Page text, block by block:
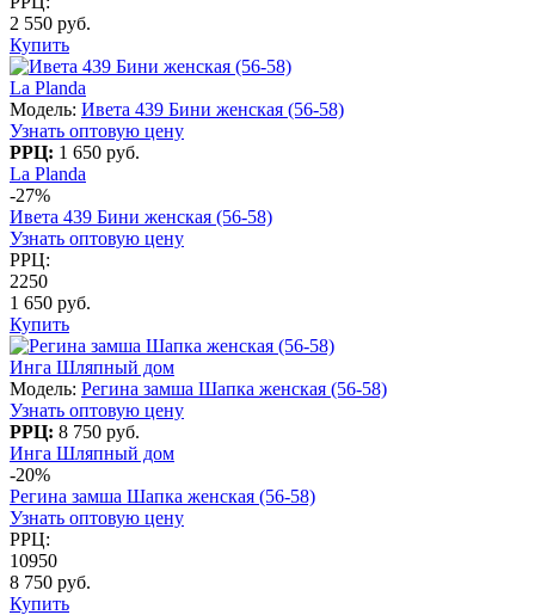
2 550 руб.
Купить
La Planda
Модель: Ивета 439 Бини женская (56-58)
Узнать оптовую цену
РРЦ: 1 650 руб.
La Planda
-27%
Ивета 439 Бини женская (56-58)
Узнать оптовую цену
РРЦ:
2250
1 650 руб.
Купить
Инга Шляпный дом
Модель: Регина замша Шапка женская (56-58)
Узнать оптовую цену
РРЦ: 8 750 руб.
Инга Шляпный дом
-20%
Регина замша Шапка женская (56-58)
Узнать оптовую цену
РРЦ:
10950
8 750 руб.
Купить